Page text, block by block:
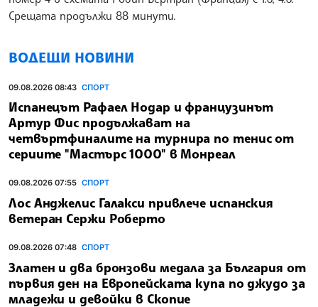
Срещата продължи 88 минути.
ВОДЕЩИ НОВИНИ
09.08.2026 08:43 СПОРТ
Испанецът Рафаел Hодар и французинът
Артур Фис продължават на
четвъртфиналите на турнира по тенис от
сериите "Мастърс 1000" в Монреал
09.08.2026 07:55 СПОРТ
Лос Анджелис Галакси привлече испанския
ветеран Сержи Роберто
09.08.2026 07:48 СПОРТ
Златен и два бронзови медала за България от
първия ден на Европейската купа по джудо за
младежи и девойки в Скопие